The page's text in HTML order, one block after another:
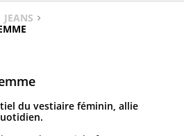
JEANS
du vestiaire féminin, allie